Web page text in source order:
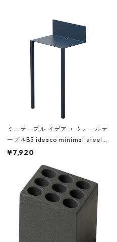
ミニテーブル イデアコ ウォールテ
ーブルB5 ideaco minimal steel f
urniture WALL Table B5 ネイビー
¥7,920